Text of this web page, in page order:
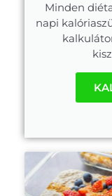
Minden
napi